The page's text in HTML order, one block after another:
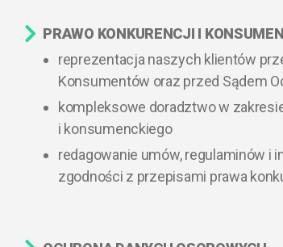
PRAWO KONKURENCJI I
reprezentacja naszych klientów
Konsumentów oraz przed Sądem
kompleksowe doradztwo w
i konsumenckiego
redagowanie umów, regulaminów i
zgodności z przepisami prawa